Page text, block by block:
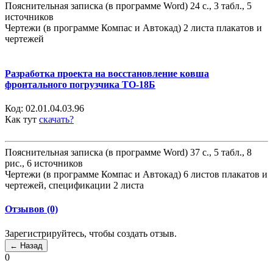
Пояснительная записка (в программе Word) 24 с., 3 табл., 5
источников
Чертежи (в программе Компас и Автокад) 2 листа плакатов и
чертежей
Разработка проекта на восстановление ковша
фронтального погрузчика ТО-18Б
Код: 02.01.04.03.96
Как тут скачать?
Пояснительная записка (в программе Word) 37 с., 5 табл., 8
рис., 6 источников
Чертежи (в программе Компас и Автокад) 6 листов плакатов и
чертежей, спецификации 2 листа
Отзывов (0)
Зарегистрируйтесь, чтобы создать отзыв.
0